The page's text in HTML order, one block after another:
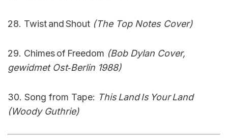
28. Twist and Shout (The Top Notes Cover)
29. Chimes of Freedom (Bob Dylan Cover,
gewidmet Ost‑Berlin 1988)
30. Song from Tape: This Land Is Your Land
(Woody Guthrie)